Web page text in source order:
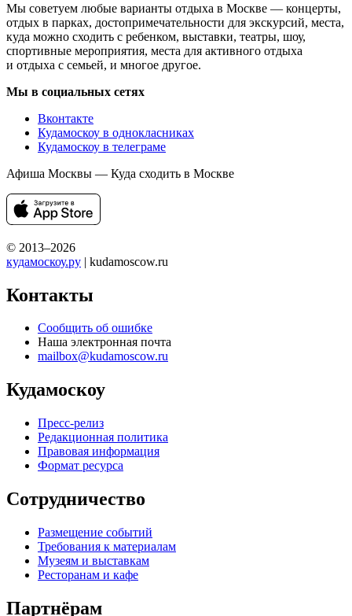
Мы советуем любые варианты отдыха в Москве — концерты,
отдых в парках, достопримечательности для экскурсий, места,
куда можно сходить с ребенком, выставки, театры, шоу,
спортивные мероприятия, места для активного отдыха
и отдыха с семьей, и многое другое.
Мы в социальных сетях
Вконтакте
Кудамоскоу в однокласниках
Кудамоскоу в телеграме
Афиша Москвы — Куда сходить в Москве
© 2013–2026
кудамоскоу.ру | kudamoscow.ru
Контакты
Сообщить об ошибке
Наша электронная почта
mailbox@kudamoscow.ru
Кудамоскоу
Пресс-релиз
Редакционная политика
Правовая информация
Формат ресурса
Сотрудничество
Размещение событий
Требования к материалам
Музеям и выставкам
Ресторанам и кафе
Партнёрам